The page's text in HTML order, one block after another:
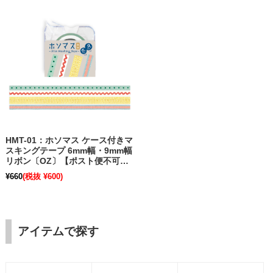
HMT-01：ホソマス ケース付きマ
スキングテープ 6mm幅・9mm幅
リボン〔OZ〕【ポスト便不可】
【旧パッケージ】
¥660(税抜 ¥600)
アイテムで探す